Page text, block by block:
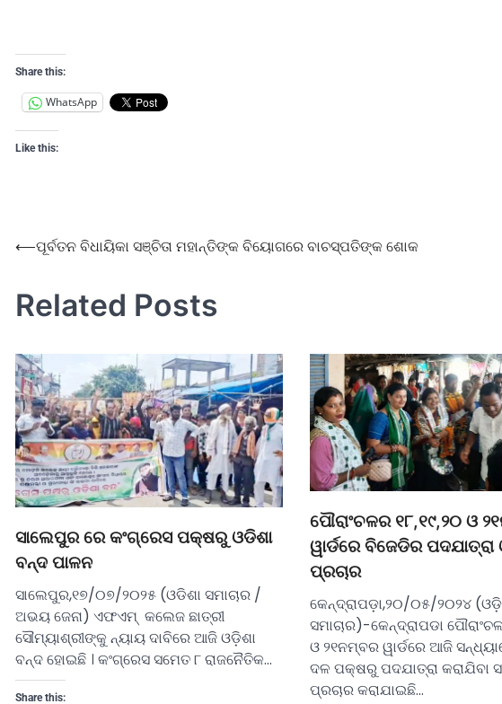
Share this:
WhatsApp
Like this:
⟵ପୂର୍ବତନ ବିଧାୟିକା ସଞ୍ଚିତା ମହାନ୍ତିଙ୍କ ବିୟୋଗରେ ବାଚସ୍ପତିଙ୍କ ଶୋକ
Related Posts
ସାଲେପୁର ରେ କଂଗ୍ରେସ ପକ୍ଷରୁ ଓଡିଶା
ବନ୍ଦ ପାଳନ
ସାଲେପୁର,୧୭/୦୭/୨୦୨୫ (ଓଡିଶା ସମାଚାର /
ଅଭୟ ଜେନା) ଏଫଏମ୍ କଲେଜ ଛାତ୍ରୀ
ସୌମ୍ୟାଶ୍ରୀଙ୍କୁ ନ୍ୟାୟ ଦାବିରେ ଆଜି ଓଡ଼ିଶା
ବନ୍ଦ ହୋଇଛି । କଂଗ୍ରେସ ସମେତ ୮ ରାଜନୈତିକ…
Share this:
ପୌରାଂଚଳର ୧୮,୧୯,୨୦ ଓ
ୱାର୍ଡରେ ବିଜେଡିର
ପ୍ରଚାର
କେନ୍ଦ୍ରାପଡ଼ା,୨୦/୦୫/୨୦୨୪
ସମାଚାର)-କେନ୍ଦ୍ରାପଡା
ଓ ୨୧ନମ୍ବର ୱାର୍ଡରେ ଆଜି
ଦଳ ପକ୍ଷରୁ ପଦଯାତ୍ରା କରାଯିବା
ପ୍ରଚାର କରାଯାଇଛି…